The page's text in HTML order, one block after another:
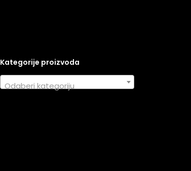
Kategorije proizvoda
Odaberi kategoriju